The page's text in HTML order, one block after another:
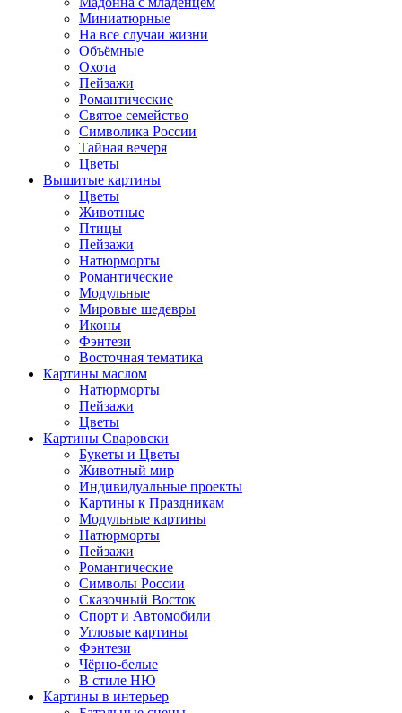
Миниатюрные
На все случаи жизни
Объёмные
Охота
Пейзажи
Романтические
Святое семейство
Символика России
Тайная вечеря
Цветы
Вышитые картины
Цветы
Животные
Птицы
Пейзажи
Натюрморты
Романтические
Модульные
Мировые шедевры
Иконы
Фэнтези
Восточная тематика
Картины маслом
Натюрморты
Пейзажи
Цветы
Картины Сваровски
Букеты и Цветы
Животный мир
Индивидуальные проекты
Картины к Праздникам
Модульные картины
Натюрморты
Пейзажи
Романтические
Символы России
Сказочный Восток
Спорт и Автомобили
Угловые картины
Фэнтези
Чёрно-белые
В стиле НЮ
Картины в интерьер